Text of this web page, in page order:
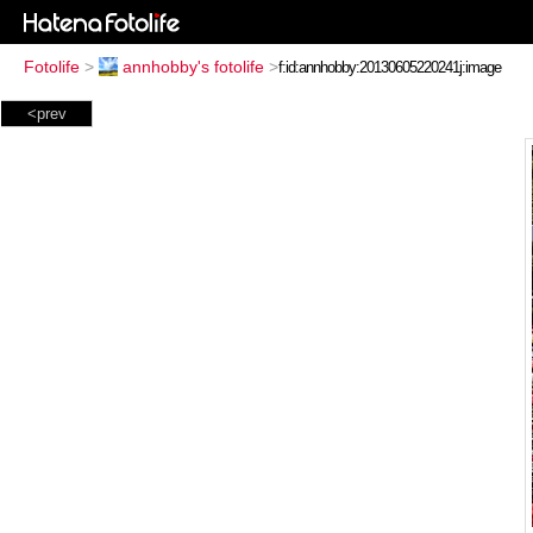
Fotolife > annhobby's fotolife >
<prev